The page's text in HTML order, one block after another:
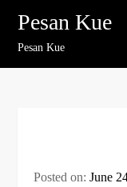
content
Pesan Kue
Pesan Kue
Posted on:June